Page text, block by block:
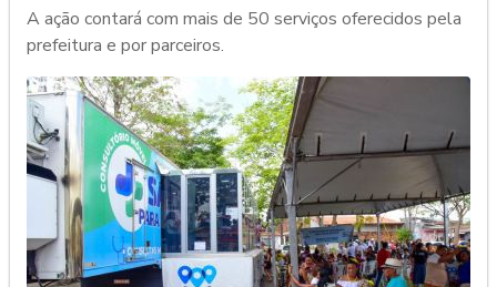
A ação contará com mais de 50 serviços oferecidos pela
prefeitura e por parceiros.